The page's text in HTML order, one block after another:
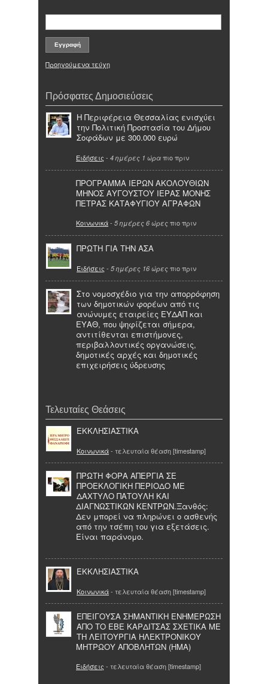
Προηγούμενα τεύχη
Πρόσφατες Δημοσιεύσεις
Η Περιφέρεια Θεσσαλίας ενισχύει
την Πολιτική Προστασία του Δήμου
Σοφάδων με 300.000 ευρώ
Ειδήσεις - 4 ημέρες 1 ώρα πιο πριν
ΠΡΟΓΡΑΜΜΑ ΙΕΡΩΝ ΑΚΟΛΟΥΘΙΩΝ
ΜΗΝΟΣ ΑΥΓΟΥΣΤΟΥ ΙΕΡΑΣ ΜΟΝΗΣ
ΠΕΤΡΑΣ ΚΑΤΑΦΥΓΙΟΥ ΑΓΡΑΦΩΝ
Κοινωνικά- 5 ημέρες 6 ώρες πιο πριν
ΠΡΩΤΗ ΓΙΑ ΤΗΝ ΑΣΑ
Ειδήσεις - 5 ημέρες 16 ώρες πιο πριν
Στο νομοσχέδιο για την απορρόφηση
των δημοτικών φορέων από τις
ανώνυμες εταιρείες ΕΥΔΑΠ και
ΕΥΑΘ, που ψηφίζεται σήμερα,
αντιτίθενται επιστήμονες,
περιβαλλοντικές οργανώσεις,
δημοτικές αρχές και δημοτικές
επιχειρήσεις ύδρευσης
Τελευταίες Θεάσεις
EKKΛΗΣΙΑΣΤΙΚΑ
Κοινωνικά- τελευταία θέαση [timestamp]
ΠΡΩΤΗ ΦΟΡΑ ΑΠΕΡΓΙΑ ΣΕ
ΠΡΟΕΚΛΟΓΙΚΗ ΠΕΡΙΟΔΟ ΜΕ
ΔΑΧΤΥΛΟ ΠΑΤΟΥΛΗ ΚΑΙ
ΔΙΑΓΝΩΣΤΙΚΩΝ ΚΕΝΤΡΩΝ.Ξανθός:
Δεν μπορεί να πληρώνει ο ασθενής
από την τσέπη του για εξετάσεις.
Είναι παράνομο.
ΕΚΚΛΗΣΙΑΣΤΙΚΑ
Κοινωνικά- τελευταία θέαση [timestamp]
ΕΠΕΙΓΟΥΣΑ ΣΗΜΑΝΤΙΚΗ ΕΝΗΜΕΡΩΣΗ
ΑΠΟ ΤΟ ΕΒΕ ΚΑΡΔΙΤΣΑΣ ΣΧΕΤΙΚΑ ΜΕ
ΤΗ ΛΕΙΤΟΥΡΓΙΑ ΗΛΕΚΤΡΟΝΙΚΟΥ
ΜΗΤΡΩΟΥ ΑΠΟΒΛΗΤΩΝ (ΗΜΑ)
Ειδήσεις - τελευταία θέαση [timestamp]